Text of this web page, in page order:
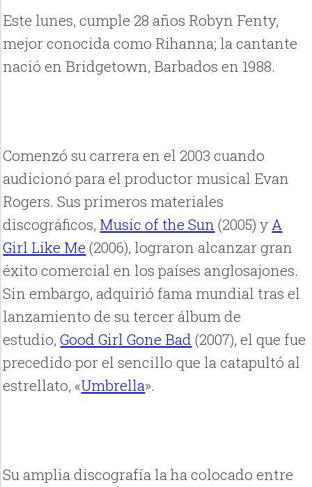
Este lunes, cumple 28 años Robyn Fenty,
mejor conocida como Rihanna; la cantante
nació en Bridgetown, Barbados en 1988.
Comenzó su carrera en el 2003 cuando
audicionó para el productor musical Evan
Rogers. Sus primeros materiales
discográficos, Music of the Sun (2005) yA
Girl Like Me (2006), lograron alcanzar gran
éxito comercial en los países anglosajones.
Sin embargo, adquirió fama mundial tras el
lanzamiento de su tercer álbum de
estudio,Good Girl Gone Bad (2007), el que fue
precedido por el sencillo que la catapultó al
estrellato, «Umbrella».
Su amplia discografía la ha colocado entre